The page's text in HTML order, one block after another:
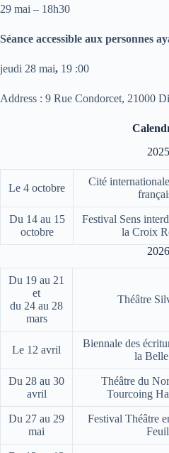
29 mai – 18h30
Séance accessible aux personnes
jeudi 28 mai, 19 :00
Address : 9 Rue Condorcet, 21000
2025
Le 4 octobre
Cité
Du 14 au 15
octobre
Festival Sens
la Croix
2026
Du 19 au 21
et
du 24 au 28
mars
Théâtre
Le 12 avril
Biennale des
la
Du 28 au 30
avril
Théâtre du
Tourcoing
Du 27 au 29
mai
Festival Théâtre